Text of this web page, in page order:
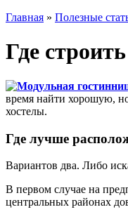
Главная » Полезные
Где
время найти хорошую,
хостелы.
Где лучше
Вариантов два. Либо
В первом случае на
центральных районах